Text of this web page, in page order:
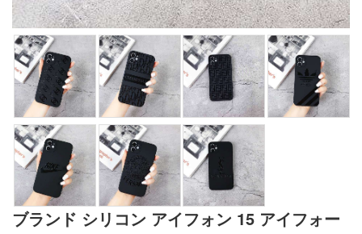
ブランド シリコン アイフォン 15 アイフォー